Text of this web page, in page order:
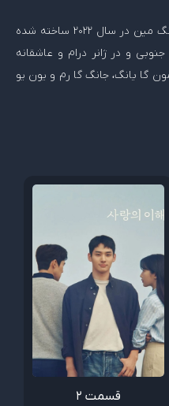
سریال سود عشق به کارگردانی جو یانگ مین در سال 2022 ساخته شده
و در ژانر درام و عاشقانه
گا یانگ، جانگ گا رم و یون یو
قسمت 2